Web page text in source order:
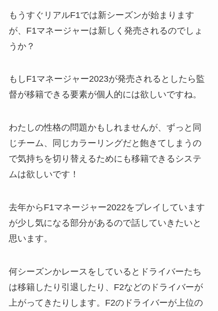
もうすぐリアルF1では新シーズンが始まります
が、F1マネージャーは新しく発売されるのでしょ
うか？
もしF1マネージャー2023が発売されるとしたら監
督が移籍できる要素が個人的には欲しいですね。
わたしの性格の問題かもしれませんが、ずっと同
じチーム、同じカラーリングだと飽きてしまうの
で気持ちを切り替えるためにも移籍できるシステ
ムは欲しいです！
去年からF1マネージャー2022をプレイしています
が少し気になる部分があるので話していきたいと
思います。
何シーズンかレースをしているとドライバーたち
は移籍したり引退したり、F2などのドライバーが
上がってきたりします。F2のドライバーが上位の